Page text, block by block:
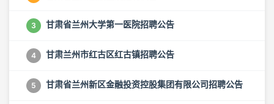
3 甘肃省兰州大学第一医院招聘公告
4 甘肃兰州市红古区红古镇招聘公告
5 甘肃省兰州新区金融投资控股集团有限公司招聘公告